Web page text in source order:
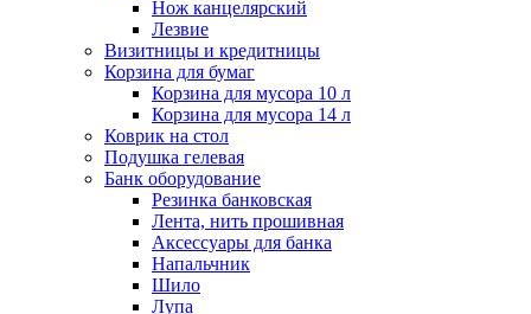
Нож канцелярский
Лезвие
Визитницы и кредитницы
Корзина для бумаг
Корзина для мусора 10 л
Корзина для мусора 14 л
Коврик на стол
Подушка гелевая
Банк оборудование
Резинка банковская
Лента, нить прошивная
Аксессуары для банка
Напальчник
Шило
Лупа